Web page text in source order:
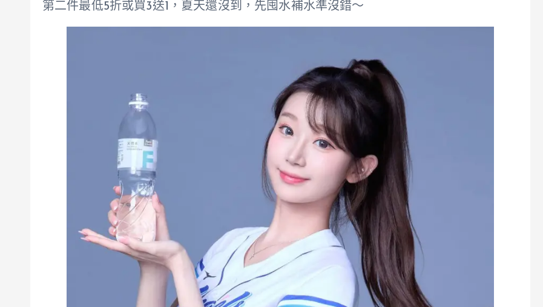
第二件最低5折或買3送1，夏天還沒到，先囤水補水準沒錯～